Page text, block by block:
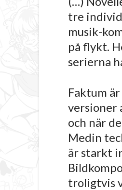
tre
musik-
på flykt.
serierna
Faktum
versioner
och när
Medin
är starkt
troligtvis